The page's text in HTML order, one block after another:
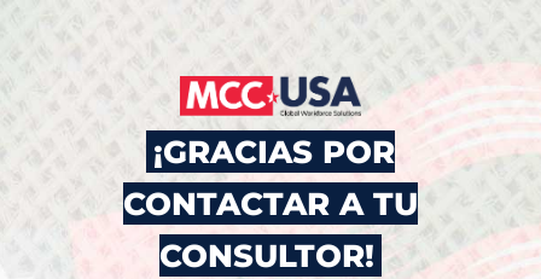
¡GRACIAS POR
CONTACTAR A TU
CONSULTOR!